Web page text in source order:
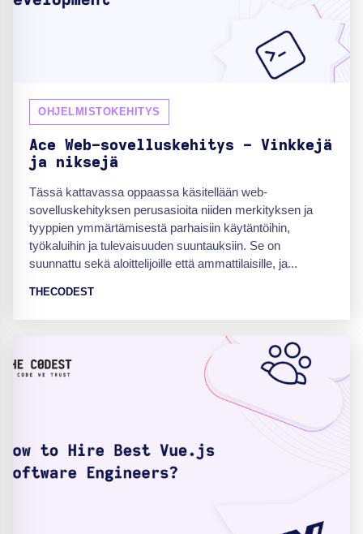
OHJELMISTOKEHITYS
Ace Web-sovelluskehitys - Vinkkejä
ja niksejä
Tässä kattavassa oppaassa käsitellään web-
sovelluskehityksen perusasioita niiden merkityksen ja
tyyppien ymmärtämisestä parhaisiin käytäntöihin,
työkaluihin ja tulevaisuuden suuntauksiin. Se on
suunnattu sekä aloittelijoille että ammattilaisille, ja...
THECODEST